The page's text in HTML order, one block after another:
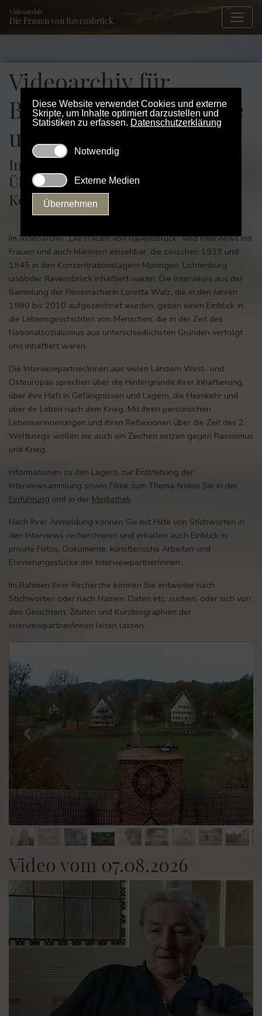
Videoarchiv
Die Frauen von Ravensbrück
Videoarchiv für
Bildungsarbeit, Schule
und Forschung
Interviews und Filmaufnahmen mit
Überlebenden der
Konzentrationslager
Im Videoarchiv „Die Frauen von Ravensbrück“ sind Interviews mit
Frauen und auch Männern einsehbar, die zwischen 1933 und
1945 in den Konzentrationslagern Moringen, Lichtenburg
und/oder Ravensbrück inhaftiert waren. Die Interviews aus der
Sammlung der Filmemacherin Loretta Walz, die in den Jahren
1980 bis 2010 aufgezeichnet wurden, geben einen Einblick in
die Lebensgeschichten von Menschen, die in der Zeit des
Nationalsozialismus aus unterschiedlichsten Gründen verfolgt
und inhaftiert waren.
Die Interviewpartner/innen aus vielen Ländern West- und
Osteuropas sprechen über die Hintergründe ihrer Inhaftierung,
über ihre Haft in Gefängnissen und Lagern, die Heimkehr und
über ihr Leben nach dem Krieg. Mit ihren persönlichen
Lebenserinnerungen und ihren Reflexionen über die Zeit des 2.
Weltkriegs wollen sie auch ein Zeichen setzen gegen Rassismus
und Krieg.
Informationen zu den Lagern, zur Entstehung der
Interviewsammlung sowie Filme zum Thema finden Sie in der
Einführung und in der Mediathek.
Nach Ihrer Anmeldung können Sie mit Hilfe von Stichworten in
den Interviews recherchieren und erhalten auch Einblick in
private Fotos, Dokumente, künstlerische Arbeiten und
Erinnerungsstücke der Interviewpartner/innen.
Im Rahmen Ihrer Recherche können Sie entweder nach
Stichworten oder nach Namen, Daten etc. suchen, oder sich von
den Gesichtern, Zitaten und Kurzbiographien der
Interviewpartner/innen leiten lassen.
Previous Next
Video vom 07.08.2026
Diese Website verwendet Cookies und externe
Skripte, um Inhalte optimiert darzustellen und
Statistiken zu erfassen. Datenschutzerklärung
Übernehmen